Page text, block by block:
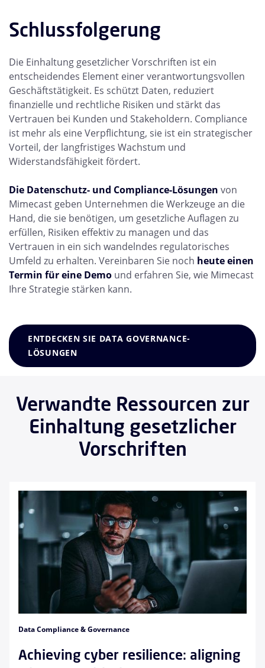
Schlussfolgerung
Die Einhaltung gesetzlicher Vorschriften ist ein
entscheidendes Element einer verantwortungsvollen
Geschäftstätigkeit. Es schützt Daten, reduziert
finanzielle und rechtliche Risiken und stärkt das
Vertrauen bei Kunden und Stakeholdern. Compliance
ist mehr als eine Verpflichtung, sie ist ein strategischer
Vorteil, der langfristiges Wachstum und
Widerstandsfähigkeit fördert.
Die Datenschutz- und Compliance-Lösungen von
Mimecast geben Unternehmen die Werkzeuge an die
Hand, die sie benötigen, um gesetzliche Auflagen zu
erfüllen, Risiken effektiv zu managen und das
Vertrauen in ein sich wandelndes regulatorisches
Umfeld zu erhalten. Vereinbaren Sie noch heute einen
Termin für eine Demo und erfahren Sie, wie Mimecast
Ihre Strategie stärken kann.
ENTDECKEN SIE DATA GOVERNANCE-
LÖSUNGEN
Verwandte Ressourcen zur
Einhaltung gesetzlicher
Vorschriften
Data Compliance & Governance
Achieving cyber resilience: aligning